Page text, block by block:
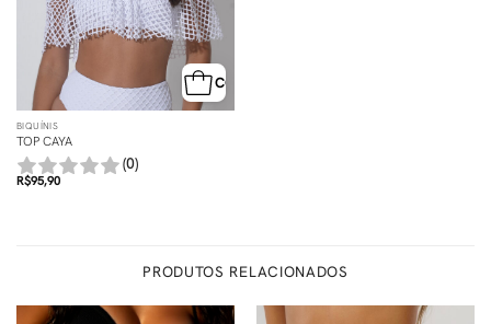
COMPRA RÁPIDA
BIQUÍNIS
TOP CAYA
(0)
R$95,90
PRODUTOS RELACIONADOS